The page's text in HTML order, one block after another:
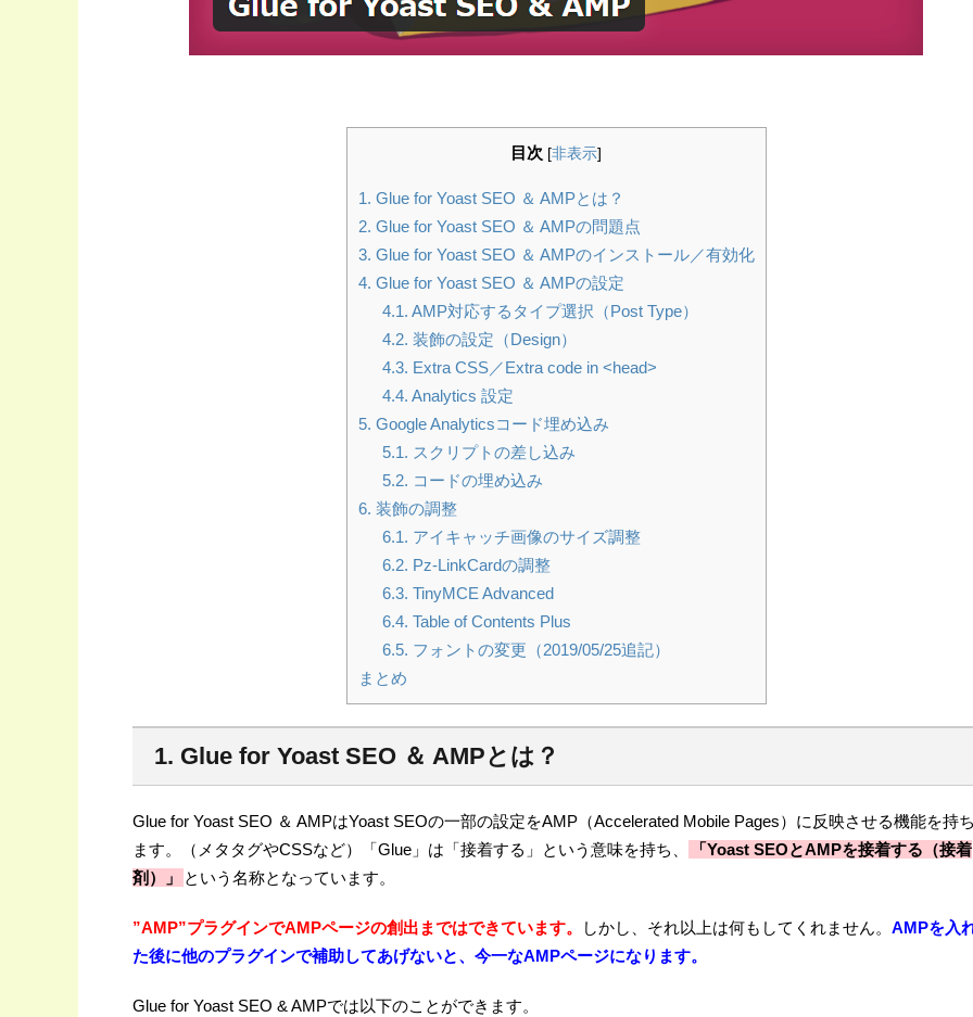
目次 [非表示]
1. Glue for Yoast SEO ＆ AMPとは？
2. Glue for Yoast SEO ＆ AMPの問題点
3. Glue for Yoast SEO ＆ AMPのインストール／有効化
4. Glue for Yoast SEO ＆ AMPの設定
4.1. AMP対応するタイプ選択（Post Type）
4.2. 装飾の設定（Design）
4.3. Extra CSS／Extra code in <head>
4.4. Analytics 設定
5. Google Analyticsコード埋め込み
5.1. スクリプトの差し込み
5.2. コードの埋め込み
6. 装飾の調整
6.1. アイキャッチ画像のサイズ調整
6.2. Pz-LinkCardの調整
6.3. TinyMCE Advanced
6.4. Table of Contents Plus
6.5. フォントの変更（2019/05/25追記）
まとめ
1. Glue for Yoast SEO ＆ AMPとは？
Glue for Yoast SEO ＆ AMPはYoast SEOの一部の設定をAMP（Accelerated Mobile Pages）に反映させる機能を持
ます。（メタタグやCSSなど）「Glue」は「接着する」という意味を持ち、
「Yoast SEOとAMPを接着する（接着
剤）」
という名称となっています。
”AMP”プラグインでAMPページの創出まではできています。 しかし、それ以上は何もしてくれません。 AMPを入
た後に他のプラグインで補助してあげないと、今一なAMPページになります。
Glue for Yoast SEO & AMPでは以下のことができます。